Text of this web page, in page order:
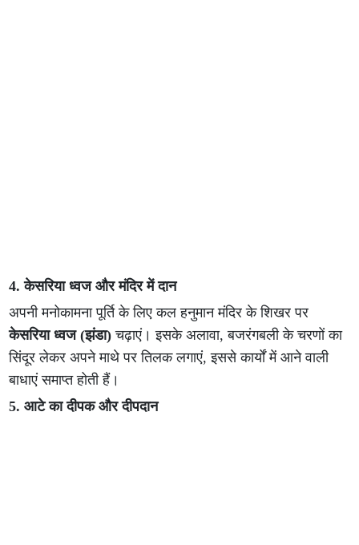
4. केसरिया ध्वज और मंदिर में दान
अपनी मनोकामना पूर्ति के लिए कल हनुमान मंदिर के शिखर पर
केसरिया ध्वज (झंडा) चढ़ाएं। इसके अलावा, बजरंगबली के चरणों का
सिंदूर लेकर अपने माथे पर तिलक लगाएं, इससे कार्यों में आने वाली
बाधाएं समाप्त होती हैं।
5. आटे का दीपक और दीपदान